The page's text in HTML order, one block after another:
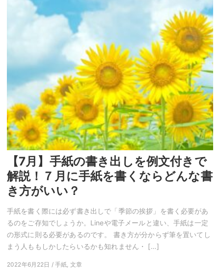
【7月】手紙の書き出しを例文付きで
解説！７月に手紙を書くならどんな書
き方がいい？
手紙を書く際には必ず書き出しで「季節の挨拶」を書く必要があ
るのをご存知でしょうか。Lineや電子メールと違い、手紙は一定
の形式に則る必要があるのです。 書き方が分からず筆を置いてし
まう人ももしかしたらいるかも知れません・ […]
2022年6月22日 / 手紙, 文章